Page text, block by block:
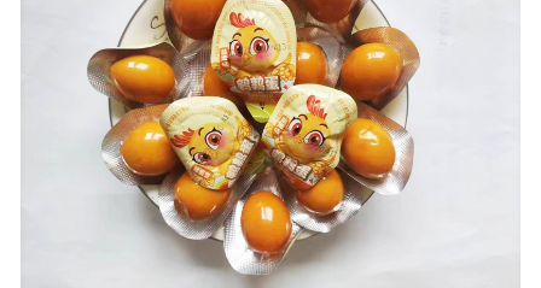
河北调味品
河北鸡蛋壳粉
河北新东方食品
河北食品代加工
河北精忠报国八大锤典故版